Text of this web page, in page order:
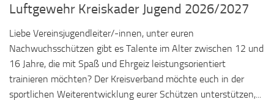
Luftgewehr Kreiskader Jugend 2026/2027
Liebe Vereinsjugendleiter/-innen, unter euren
Nachwuchsschützen gibt es Talente im Alter zwischen 12 und
16 Jahre, die mit Spaß und Ehrgeiz leistungsorientiert
trainieren möchten? Der Kreisverband möchte euch in der
sportlichen Weiterentwicklung eurer Schützen unterstützen,...